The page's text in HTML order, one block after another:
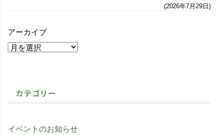
2026年7月29日
アーカイブ
カテゴリー
イベントのお知らせ